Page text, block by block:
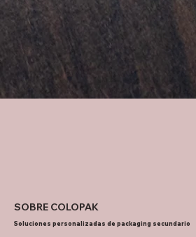
SOBRE COLOPAK
Soluciones personalizadas de packaging secundario